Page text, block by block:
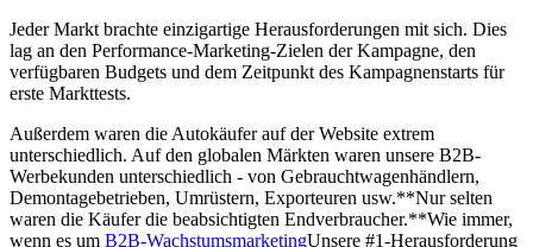
Jeder Markt brachte einzigartige Herausforderungen mit sich. Dies
lag an den Performance-Marketing-Zielen der Kampagne, den
verfügbaren Budgets und dem Zeitpunkt des Kampagnenstarts für
erste Markttests.
Außerdem waren die Autokäufer auf der Website extrem
unterschiedlich. Auf den globalen Märkten waren unsere B2B-
Werbekunden unterschiedlich - von Gebrauchtwagenhändlern,
Demontagebetrieben, Umrüstern, Exporteuren usw.**Nur selten
waren die Käufer die beabsichtigten Endverbraucher.**Wie immer,
wenn es um B2B-WachstumsmarketingUnsere #1-Herausforderung